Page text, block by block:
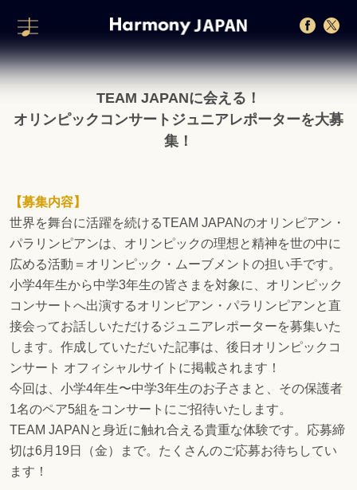
TEAM JAPANに会える！
オリンピックコンサートジュニアレポーターを大募
集！
【募集内容】
世界を舞台に活躍を続けるTEAM JAPANのオリンピアン・
パラリンピアンは、オリンピックの理想と精神を世の中に
広める活動＝オリンピック・ムーブメントの担い手です。
小学4年生から中学3年生の皆さまを対象に、オリンピック
コンサートへ出演するオリンピアン・パラリンピアンと直
接会ってお話しいただけるジュニアレポーターを募集いた
します。作成していただいた記事は、後日オリンピックコ
ンサート オフィシャルサイトに掲載されます！
今回は、小学4年生〜中学3年生のお子さまと、その保護者
1名のペア5組をコンサートにご招待いたします。
TEAM JAPANと身近に触れ合える貴重な体験です。応募締
切は6月19日（金）まで。たくさんのご応募お待ちしてい
ます！